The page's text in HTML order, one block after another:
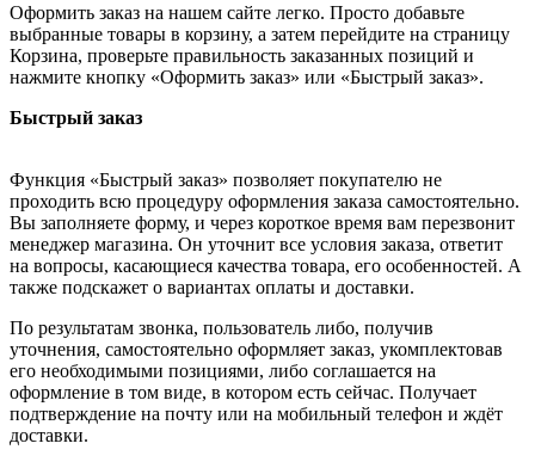
Оформить заказ на нашем сайте легко. Просто добавьте
выбранные товары в корзину, а затем перейдите на страницу
Корзина, проверьте правильность заказанных позиций и
нажмите кнопку «Оформить заказ» или «Быстрый заказ».
Быстрый заказ
Функция «Быстрый заказ» позволяет покупателю не
проходить всю процедуру оформления заказа самостоятельно.
Вы заполняете форму, и через короткое время вам перезвонит
менеджер магазина. Он уточнит все условия заказа, ответит
на вопросы, касающиеся качества товара, его особенностей. А
также подскажет о вариантах оплаты и доставки.
По результатам звонка, пользователь либо, получив
уточнения, самостоятельно оформляет заказ, укомплектовав
его необходимыми позициями, либо соглашается на
оформление в том виде, в котором есть сейчас. Получает
подтверждение на почту или на мобильный телефон и ждёт
доставки.